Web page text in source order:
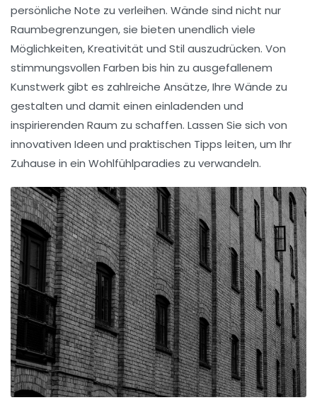
persönliche Note zu verleihen. Wände sind nicht nur
Raumbegrenzungen, sie bieten unendlich viele
Möglichkeiten, Kreativität und Stil auszudrücken. Von
stimmungsvollen Farben bis hin zu ausgefallenem
Kunstwerkgibt es zahlreiche Ansätze, Ihre Wände zu
gestalten und damit einen einladenden und
inspirierenden Raum zu schaffen. Lassen Sie sich von
innovativen Ideen und praktischen Tipps leiten, um Ihr
Zuhause in ein Wohlfühlparadies zu verwandeln.